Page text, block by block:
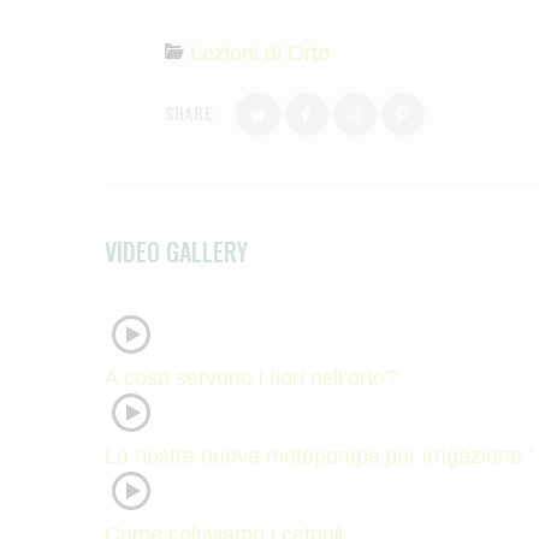
Lezioni di Orto
VIDEO GALLERY
A cosa servono i fiori nell’orto?
La nostra nuova motopompa per irrigazione